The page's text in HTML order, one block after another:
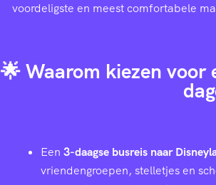
voordeligste en meest comfortabele
🌟 Waarom kiezen voor
Een 3-daagse busreis naar
vriendengroepen, stelletjes en